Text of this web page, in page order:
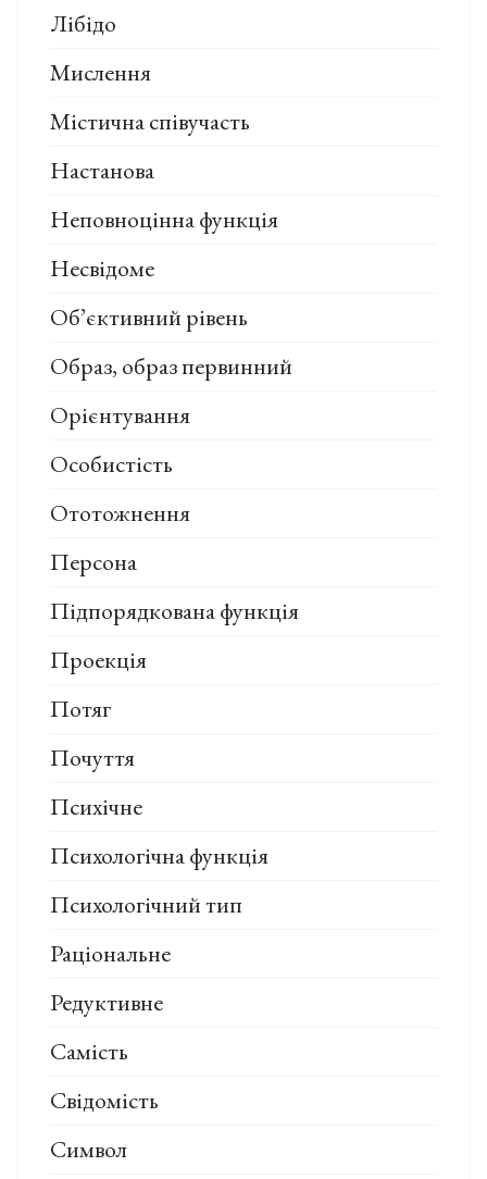
Лібідо
Мислення
Містична співучасть
Настанова
Неповноцінна функція
Несвідоме
Об’єктивний рівень
Образ, образ первинний
Орієнтування
Особистість
Ототожнення
Персона
Підпорядкована функція
Проекція
Потяг
Почуття
Психічне
Психологічна функція
Психологічний тип
Раціональне
Редуктивне
Самість
Свідомість
Символ